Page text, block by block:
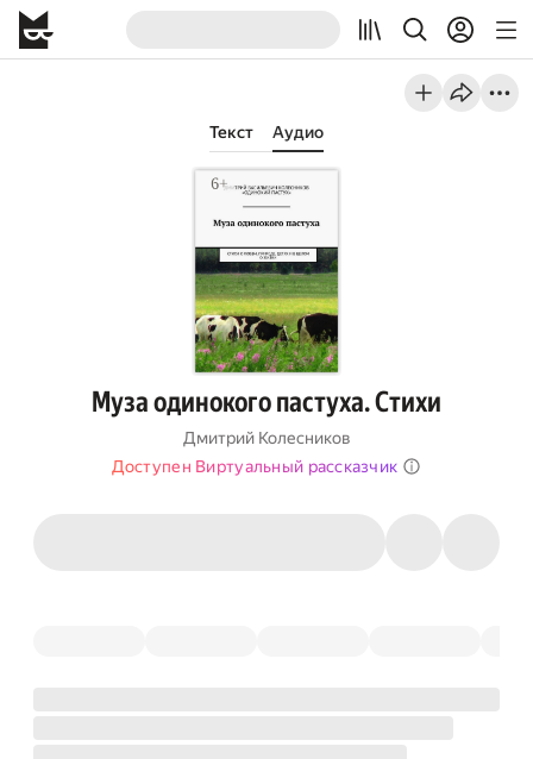
Текст Аудио
Муза одинокого пастуха. Стихи
Дмитрий Колесников
Доступен Виртуальный рассказчик